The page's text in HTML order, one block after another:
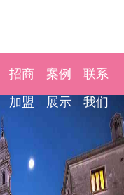
招商
加盟
案例
展示
联系
我们